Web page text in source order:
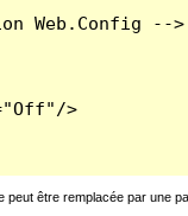
Web.Config -->
>
peut être remplacée par une